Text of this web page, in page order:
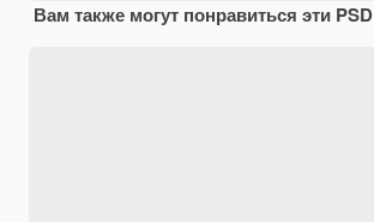
Вам также могут понравиться эти PSD